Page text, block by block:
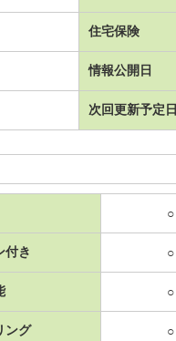
住宅保険
情報公開日
次回更新予定日
○
付き ○
○
ング ○